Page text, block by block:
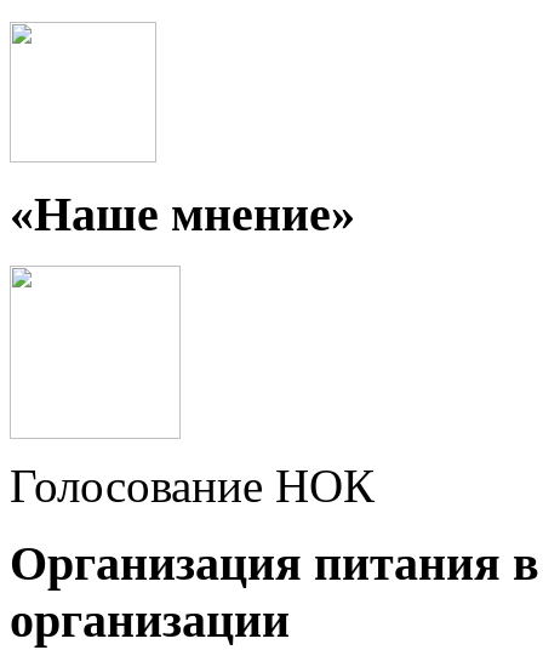
«Наше мнение»
Голосование НОК
Организация питания
организации